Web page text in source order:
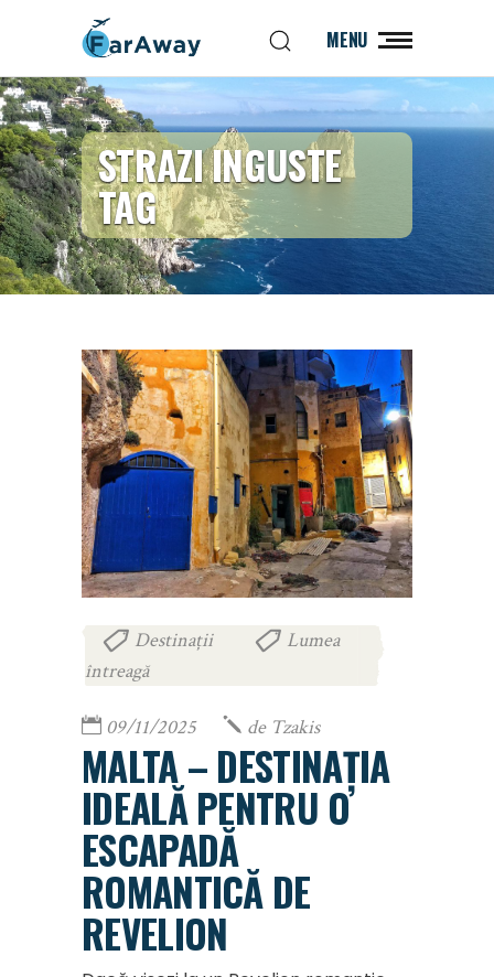
MENU
STRAZI INGUSTE
TAG
Destinații
Lumea
întreagă
09/11/2025 de Tzakis
MALTA – DESTINAȚIA
IDEALĂ PENTRU O
ESCAPADĂ
ROMANTICĂ DE
REVELION